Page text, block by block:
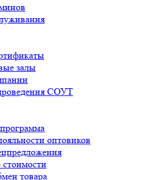
залы
СОУТ
оптовиков
стоимости
товара